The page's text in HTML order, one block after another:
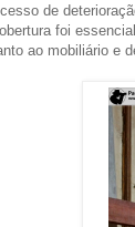
de
foi
ao mobiliário e